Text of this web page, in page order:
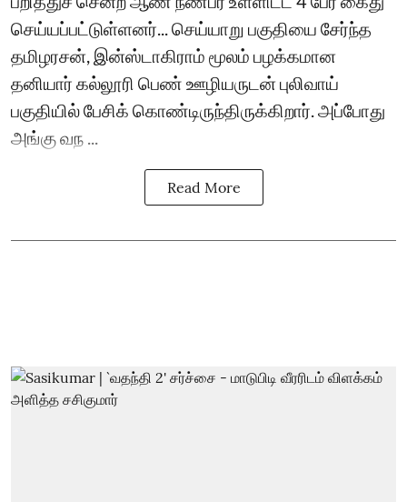
செய்யப்பட்டுள்ளனர்... செய்யாறு பகுதியை சேர்ந்த
தமிழரசன், இன்ஸ்டாகிராம் மூலம் பழக்கமான
தனியார் கல்லூரி பெண் ஊழியருடன் புலிவாய்
பகுதியில் பேசிக் கொண்டிருந்திருக்கிறார். அப்போது
அங்கு வந ...
Read More